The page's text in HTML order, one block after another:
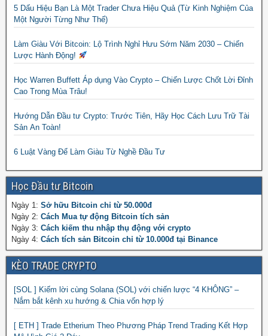
5 Dấu Hiệu Bạn Là Một Trader Chưa Hiệu Quả (Từ Kinh Nghiệm Của
Một Người Từng Như Thế)
Làm Giàu Với Bitcoin: Lộ Trình Nghỉ Hưu Sớm Năm 2030 – Chiến
Lược Hành Động!
Học Warren Buffett Áp dụng Vào Crypto – Chiến Lược Chốt Lời Đỉnh
Cao Trong Mùa Trâu!
Hướng Dẫn Đầu tư Crypto: Trước Tiên, Hãy Học Cách Lưu Trữ Tài
Sản An Toàn!
6 Luật Vàng Để Làm Giàu Từ Nghề Đầu Tư
Học Đầu tư Bitcoin
Ngày 1: Sở hữu Bitcoin chỉ từ 50.000đ
Ngày 2: Cách Mua tự động Bitcoin tích sản
Ngày 3: Cách kiếm thu nhập thụ động với crypto
Ngày 4: Cách tích sản Bitcoin chỉ từ 10.000đ tại Binance
KÈO TRADE CRYPTO
[SOL ] Kiếm lời cùng Solana (SOL) với chiến lược “4 KHÔNG” –
Nắm bắt kênh xu hướng & Chia vốn hợp lý
[ ETH ] Trade Etherium Theo Phương Pháp Trend Trading Kết Hợp